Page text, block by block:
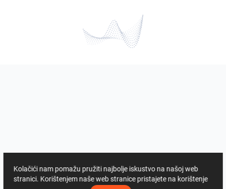
Kolačići nam pomažu pružiti najbolje iskustvo na našoj web
stranici. Korištenjem naše web stranice pristajete na korištenje